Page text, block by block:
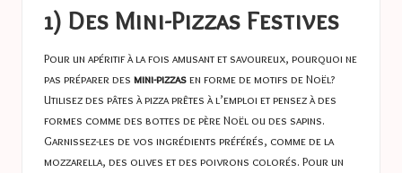
1) Des Mini-Pizzas Festives
Pour un apéritif à la fois amusant et savoureux, pourquoi ne
pas préparer des mini-pizzasen forme de motifs de Noël?
Utilisez des pâtes à pizza prêtes à l’emploi et pensez à des
formes comme des bottes de père Noël ou des sapins.
Garnissez-les de vos ingrédients préférés, comme de la
mozzarella, des olives et des poivrons colorés. Pour un